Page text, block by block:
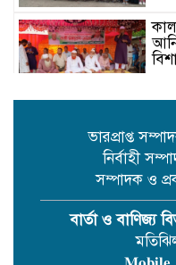
ভারপ্রাপ্ত
নির্বাহী
সম্পাদক ও
বার্তা ও বাণিজ্য